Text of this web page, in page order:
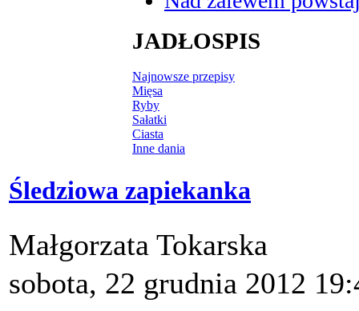
JADŁOSPIS
Najnowsze przepisy
Mięsa
Ryby
Sałatki
Ciasta
Inne dania
Śledziowa zapiekanka
Małgorzata Tokarska
sobota, 22 grudnia 2012